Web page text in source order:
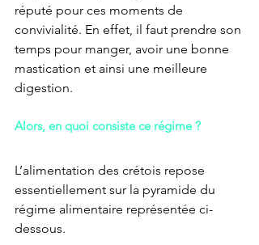
réputé pour ces moments de
convivialité. En effet, il faut prendre son
temps pour manger, avoir une bonne
mastication et ainsi une meilleure
digestion.
Alors, en quoi consiste ce régime ?
L’alimentation des crétois repose
essentiellement sur la pyramide du
régime alimentaire représentée ci-
dessous.